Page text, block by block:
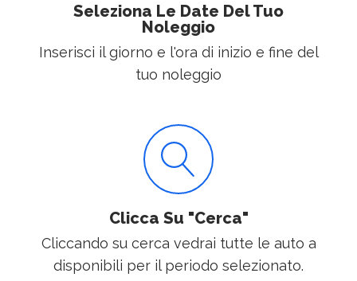
Seleziona Le Date Del Tuo
Noleggio
Inserisci il giorno e l'ora di inizio e fine del
tuo noleggio
Clicca Su "Cerca"
Cliccando su cerca vedrai tutte le auto a
disponibili per il periodo selezionato.